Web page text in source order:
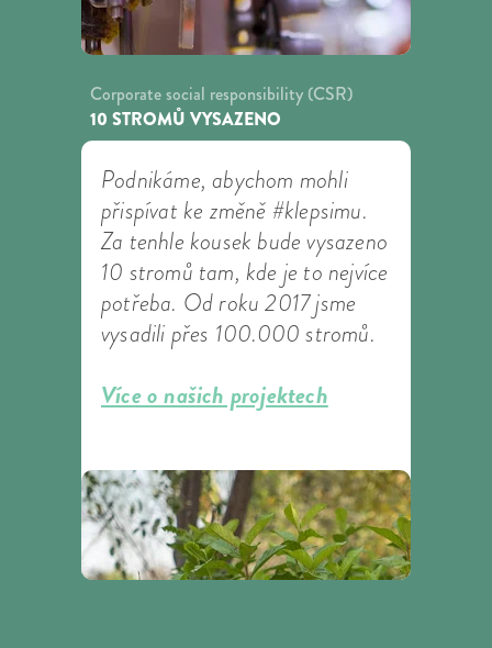
Corporate social responsibility (CSR)
10 STROMŮ VYSAZENO
Podnikáme, abychom mohli
přispívat ke změně #klepsimu.
Za tenhle kousek bude vysazeno
10 stromů tam, kde je to nejvíce
potřeba. Od roku 2017 jsme
vysadili přes 100.000 stromů.
Více o našich projektech